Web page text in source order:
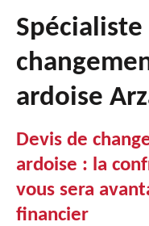
ardoise
Devis de
ardoise : la
vous sera
financier